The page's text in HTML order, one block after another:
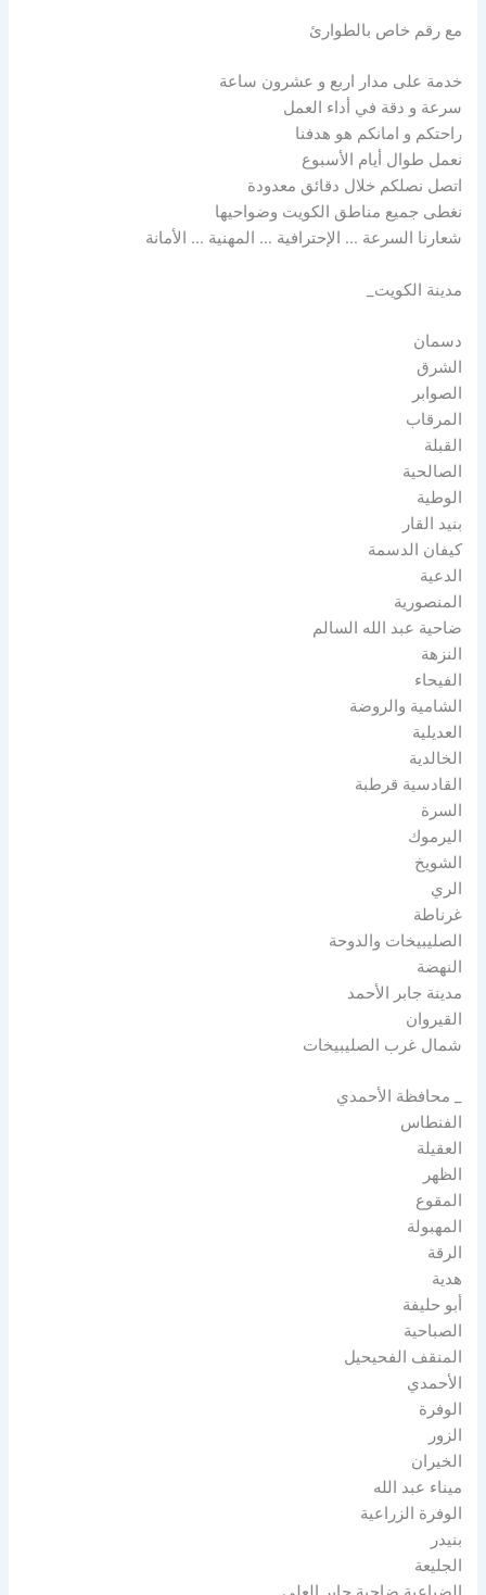
مع رقم خاص بالطوارئ
خدمة على مدار اربع و عشرون ساعة
سرعة و دقة في أداء العمل
راحتكم و امانكم هو هدفنا
نعمل طوال أيام الأسبوع
اتصل نصلكم خلال دقائق معدودة
نغطى جميع مناطق الكويت وضواحيها
شعارنا السرعة … الإحترافية … المهنية … الأمانة
مدينة الكويت_
دسمان
الشرق
الصوابر
المرقاب
القبلة
الصالحية
الوطية
بنيد القار
كيفان الدسمة
الدعية
المنصورية
ضاحية عبد الله السالم
النزهة
الفيحاء
الشامية والروضة
العديلية
الخالدية
القادسية قرطبة
السرة
اليرموك
الشويخ
الري
غرناطة
الصليبيخات والدوحة
النهضة
مدينة جابر الأحمد
القيروان
شمال غرب الصليبيخات
_ محافظة الأحمدي
الفنطاس
العقيلة
الظهر
المقوع
المهبولة
الرقة
هدية
أبو حليفة
الصباحية
المنقف الفحيحيل
الأحمدي
الوفرة
الزور
الخيران
ميناء عبد الله
الوفرة الزراعية
بنيدر
الجليعة